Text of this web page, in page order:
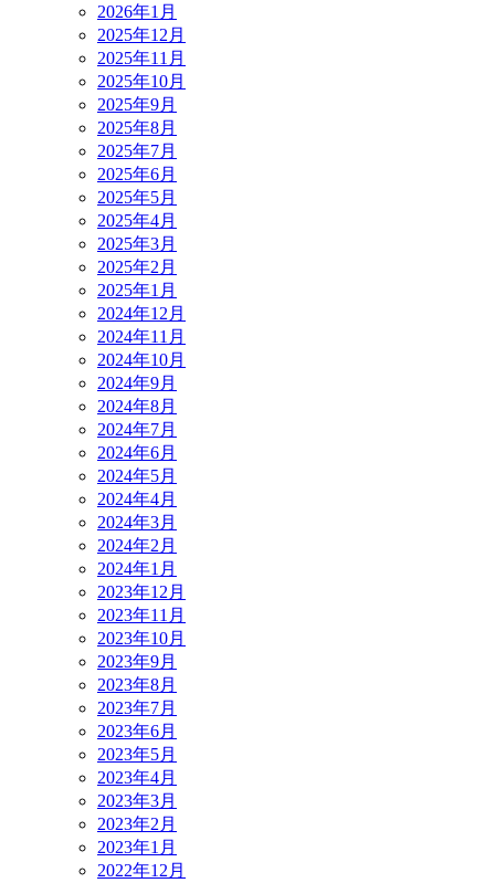
2026年1月
2025年12月
2025年11月
2025年10月
2025年9月
2025年8月
2025年7月
2025年6月
2025年5月
2025年4月
2025年3月
2025年2月
2025年1月
2024年12月
2024年11月
2024年10月
2024年9月
2024年8月
2024年7月
2024年6月
2024年5月
2024年4月
2024年3月
2024年2月
2024年1月
2023年12月
2023年11月
2023年10月
2023年9月
2023年8月
2023年7月
2023年6月
2023年5月
2023年4月
2023年3月
2023年2月
2023年1月
2022年12月